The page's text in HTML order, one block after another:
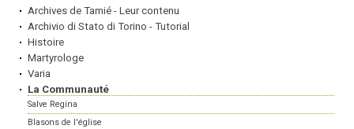
Archives de Tamié - Leur contenu
Archivio di Stato di Torino - Tutorial
Histoire
Martyrologe
Varia
La Communauté
Salve Regina
Blasons de l'église